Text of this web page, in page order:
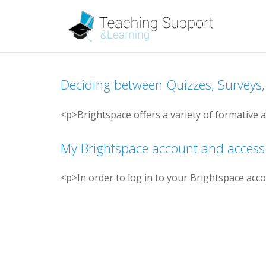
Deciding between Quizzes, Surveys,
<p>Brightspace ofers a varietyofformative a
My Brightspace account and access
<p>In orderto log in to your Brightspace acco